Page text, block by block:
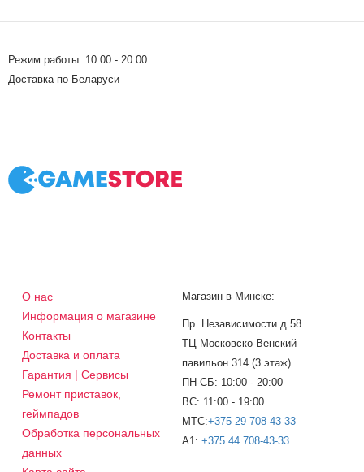
Режим работы: 10:00 - 20:00
Доставка по Беларуси
О нас
Информация о магазине
Контакты
Доставка и оплата
Гарантия | Сервисы
Ремонт приставок,
геймпадов
Обработка персональных
данных
Магазин в Минске:
Пр. Независимости д.58
ТЦ Московско-Венский
павильон 314 (3 этаж)
ПН-СБ: 10:00 - 20:00
ВС: 11:00 - 19:00
МТС:+375 29 708-43-33
A1: +375 44 708-43-33